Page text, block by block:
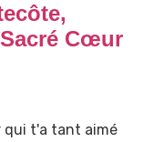
Cœur
qui t'a tant aimé